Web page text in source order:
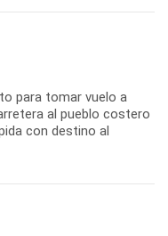
para tomar vuelo a
al pueblo costero
con destino al